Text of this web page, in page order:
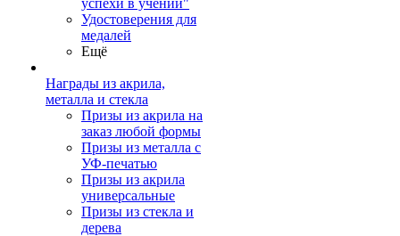
успехи в учении"
Удостоверения для
медалей
Ещё
Награды из акрила,
металла и стекла
Призы из акрила на
заказ любой формы
Призы из металла с
УФ-печатью
Призы из акрила
универсальные
Призы из стекла и
дерева